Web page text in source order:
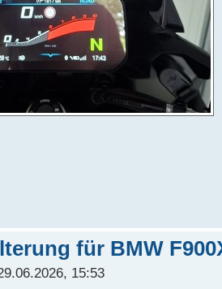
für BMW
15:53